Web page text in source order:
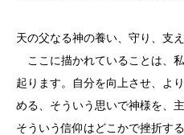
天の父なる神の養い、守り、支
ここに描かれていることは、
起ります。自分を向上させ、よ
める、そういう思いで神様を、
そういう信仰はどこかで挫折す